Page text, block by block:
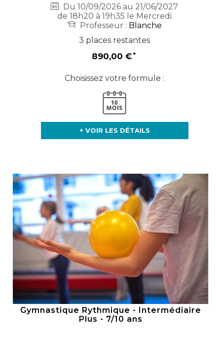
Du 10/09/2026 au 21/06/2027
de 18h20 à 19h35 le Mercredi
Professeur : Blanche
3 places restantes
890,00 €
Choisissez votre formule :
+ VOIR LES DÉTAILS
Gymnastique Rythmique - Intermédiaire
Plus - 7/10 ans